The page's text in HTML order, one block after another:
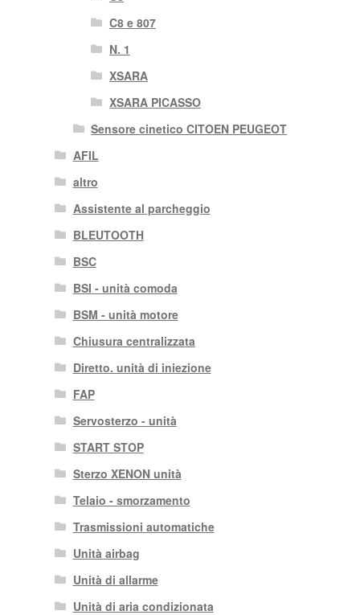
C8 e 807
N. 1
XSARA
XSARA PICASSO
Sensore cinetico CITOEN PEUGEOT
AFIL
altro
Assistente al parcheggio
BLEUTOOTH
BSC
BSI - unità comoda
BSM - unità motore
Chiusura centralizzata
Diretto. unità di iniezione
FAP
Servosterzo - unità
START STOP
Sterzo XENON unità
Telaio - smorzamento
Trasmissioni automatiche
Unità airbag
Unità di allarme
Unità di aria condizionata